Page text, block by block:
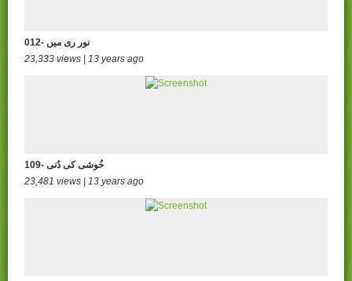
012- نور ری میں
23,333 views | 13 years ago
109- خُوشی کی دُنی
23,481 views | 13 years ago